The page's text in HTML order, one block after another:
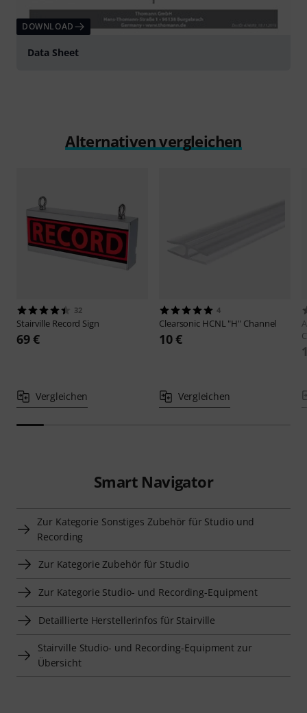
DOWNLOAD
Data Sheet
Alternativen vergleichen
32
Stairville Record Sign
69 €
Vergleichen
4
Clearsonic HCNL "H" Channel
10 €
Vergleichen
Smart Navigator
Zur Kategorie Sonstiges Zubehör für Studio und
Recording
Zur Kategorie Zubehör für Studio
Zur Kategorie Studio- und Recording-Equipment
Detaillierte Herstellerinfos für Stairville
Stairville Studio- und Recording-Equipment zur
Übersicht